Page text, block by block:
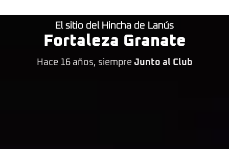
El sitio del Hincha de Lanús
Fortaleza Granate
Hace 16 años, siempre Junto al Club